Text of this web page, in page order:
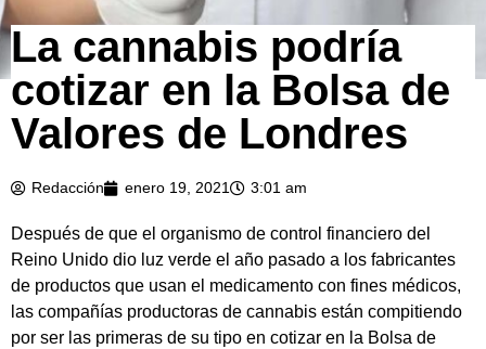
La cannabis podría
cotizar en la Bolsa de
Valores de Londres
Redacción enero 19, 2021 3:01 am
Después de que el organismo de control financiero del
Reino Unido dio luz verde el año pasado a los fabricantes
de productos que usan el medicamento con fines médicos,
las compañías productoras de cannabis están compitiendo
por ser las primeras de su tipo en cotizar en la Bolsa de